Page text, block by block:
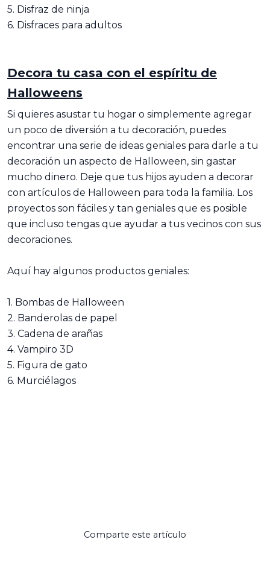
5. Disfraz de ninja
6. Disfraces para adultos
Decora tu casa con el espíritu de
Halloweens
Si quieres asustar tu hogar o simplemente agregar
un poco de diversión a tu decoración, puedes
encontrar una serie de ideas geniales para darle a tu
decoración un aspecto de Halloween, sin gastar
mucho dinero. Deje que tus hijos ayuden a decorar
con artículos de Halloween para toda la familia. Los
proyectos son fáciles y tan geniales que es posible
que incluso tengas que ayudar a tus vecinos con sus
decoraciones.
Aquí hay algunos productos geniales:
1. Bombas de Halloween
2. Banderolas de papel
3. Cadena de arañas
4. Vampiro 3D
5. Figura de gato
6. Murciélagos
Comparte este artículo